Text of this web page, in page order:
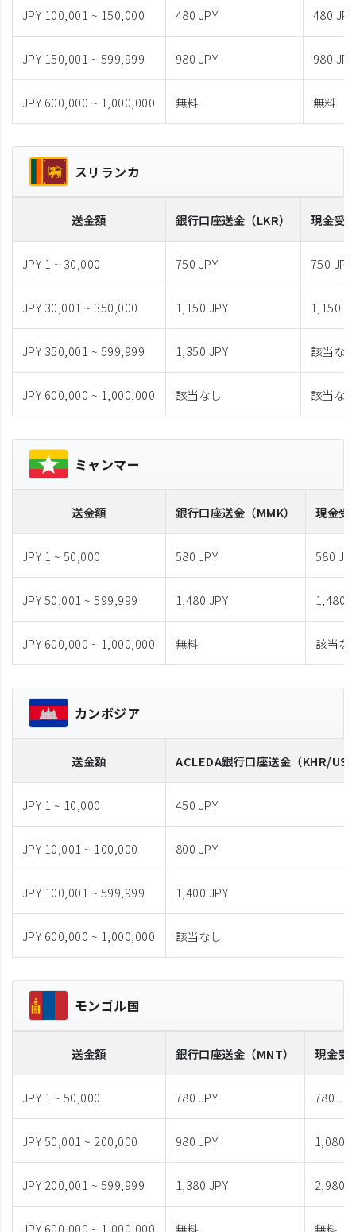
JPY 100,001 ~ 150,000 480 JPY 480 JPY
JPY 150,001 ~ 599,999 980 JPY 980 JPY
JPY 600,000 ~ 1,000,000 無料 無料
スリランカ
送金額 銀行口座送金 （LKR） 現金受
JPY 1 ~ 30,000 750 JPY 750 JPY
JPY 30,001 ~ 350,000 1,150 JPY 1,150
JPY 350,001 ~ 599,999 1,350 JPY 該当なし
JPY 600,000 ~ 1,000,000 該当なし 該当なし
ミャンマー
送金額 銀行口座送金 （MMK） 現金受
JPY 1 ~ 50,000 580 JPY 580
JPY 50,001 ~ 599,999 1,480 JPY 1,480
JPY 600,000 ~ 1,000,000 無料 該当な
カンボジア
送金額 ACLEDA銀行口座送金 （KHR/
JPY 1 ~ 10,000 450 JPY
JPY 10,001 ~ 100,000 800 JPY
JPY 100,001 ~ 599,999 1,400 JPY
JPY 600,000 ~ 1,000,000 該当なし
モンゴル国
送金額 銀行口座送金 （MNT） 現金受
JPY 1 ~ 50,000 780 JPY 780
JPY 50,001 ~ 200,000 980 JPY 1,080
JPY 200,001 ~ 599,999 1,380 JPY 2,980
JPY 600,000 ~ 1,000,000 無料 無料